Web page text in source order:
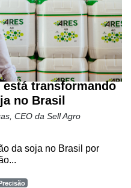
está transformando
no Brasil
CEO da Sell Agro
da soja no Brasil por